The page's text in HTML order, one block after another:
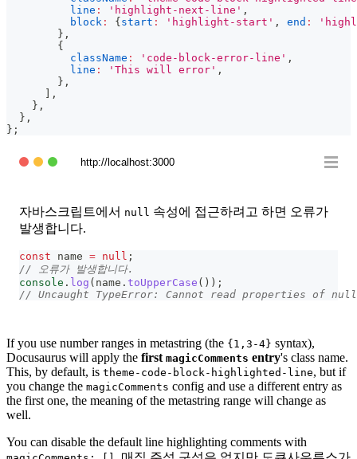
line : 'highlight-next-line' ,
block : {start : 'highlight-start' , end :
} ,
{
className : 'code-block-error-line' ,
line : 'This will error' ,
} ,
] ,
} ,
} ,
} ;
http://localhost:3000
자바스크립트에서 null 속성에 접근하려고 하면 오류가
발생합니다.
const name = null ;
// 오류가 발생합니다.
console . log ( name . toUpperCase ( ) ) ;
// Uncaught TypeError: Cannot read properties of
If you use number ranges in metastring (the {1,3-4} syntax),
Docusaurus will apply the first magicComments entry's class name.
This, by default, is theme-code-block-highlighted-line, but if
you change the magicComments config and use a different entry as
the first one, the meaning of the metastring range will change as
well.
You can disable the default line highlighting comments with